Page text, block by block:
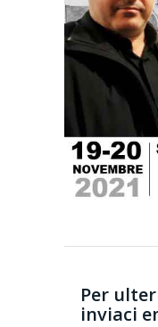
Per
inviaci